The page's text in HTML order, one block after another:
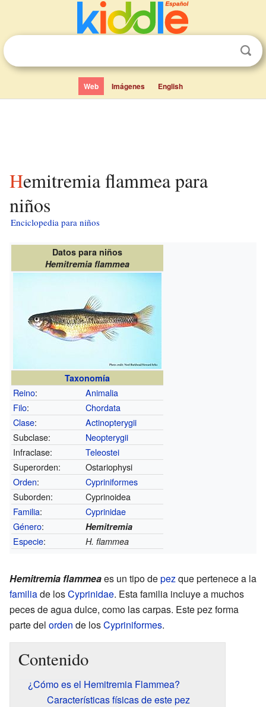
Web Imágenes English
Hemitremia flammea para
niños
Enciclopedia para niños
Datos para niños
Hemitremia flammea
Taxonomía
Reino:
Animalia
Filo:
Chordata
Clase:
Actinopterygii
Subclase:
Neopterygii
Infraclase:
Teleostei
Superorden:
Ostariophysi
Orden:
Cypriniformes
Suborden:
Cyprinoidea
Familia:
Cyprinidae
Género: Hemitremia
Especie: H. flammea
Hemitremia flammeaes un tipo depezque pertenece a la
familiade losCyprinidae. Esta familia incluye a muchos
peces de agua dulce, como las carpas. Este pez forma
parte del orden de losCypriniformes.
Contenido
¿Cómo es el Hemitremia Flammea?
Características físicas de este pez